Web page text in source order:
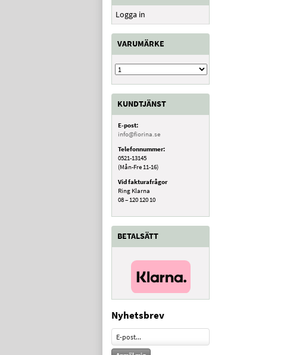
Logga in
VARUMÄRKE
KUNDTJÄNST
E-post:
info@fiorina.se
Telefonnummer:
0521-13145
(Mån-Fre 11-16)
Vid fakturafrågor
Ring Klarna
08 – 120 120 10
BETALSÄTT
Nyhetsbrev